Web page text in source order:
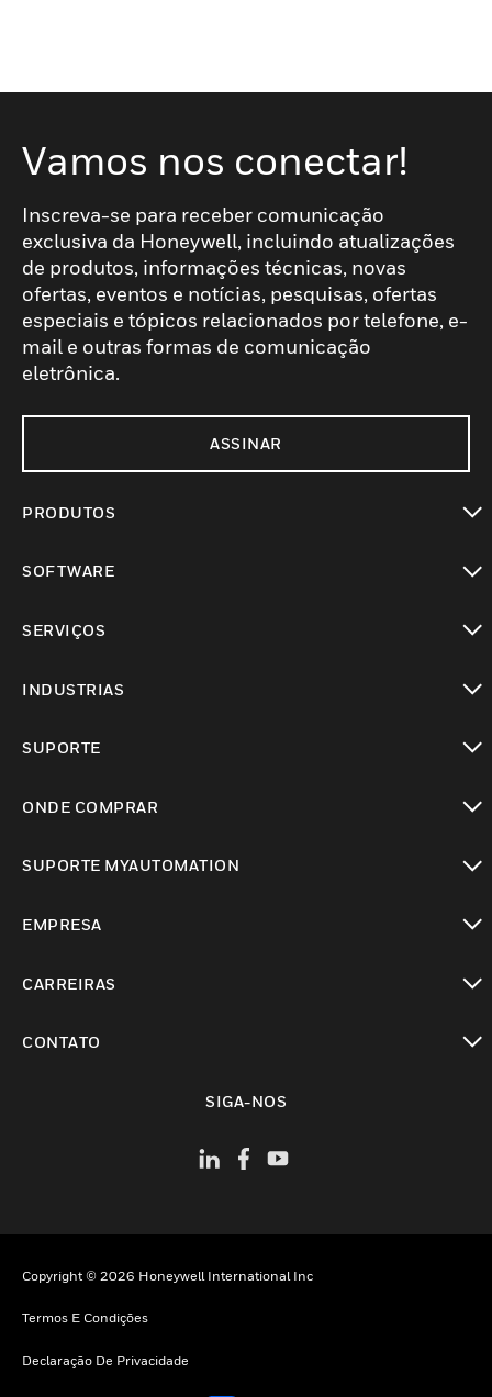
Vamos nos conectar!
Inscreva-se para receber comunicação
exclusiva da Honeywell, incluindo atualizações
de produtos, informações técnicas, novas
ofertas, eventos e notícias, pesquisas, ofertas
especiais e tópicos relacionados por telefone, e-
mail e outras formas de comunicação
eletrônica.
ASSINAR
PRODUTOS
SOFTWARE
SERVIÇOS
INDUSTRIAS
SUPORTE
ONDE COMPRAR
SUPORTE MYAUTOMATION
EMPRESA
CARREIRAS
CONTATO
SIGA-NOS
Copyright © 2026 Honeywell International Inc
Termos E Condições
Declaração De Privacidade